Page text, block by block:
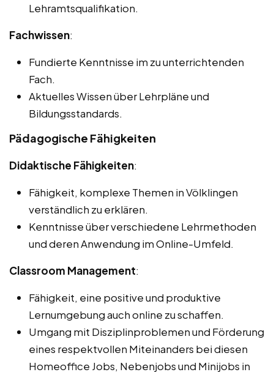
Lehramtsqualifikation.
Fachwissen:
Fundierte Kenntnisse im zu unterrichtenden
Fach.
Aktuelles Wissen über Lehrpläne und
Bildungsstandards.
Pädagogische Fähigkeiten
Didaktische Fähigkeiten:
Fähigkeit, komplexe Themen in Völklingen
verständlich zu erklären.
Kenntnisse über verschiedene Lehrmethoden
und deren Anwendung im Online-Umfeld.
Classroom Management:
Fähigkeit, eine positive und produktive
Lernumgebung auch online zu schaffen.
Umgang mit Disziplinproblemen und Förderung
eines respektvollen Miteinanders bei diesen
Homeoffice Jobs, Nebenjobs und Minijobs in